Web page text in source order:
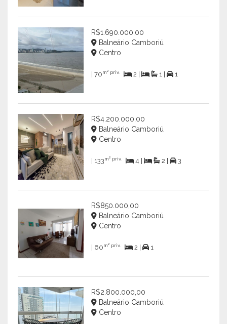
R$1.690.000,00
Balneário Camboriú
Centro
| 70m² priv. 2 | 1 | 1
R$4.200.000,00
Balneário Camboriú
Centro
| 133m² priv. 4 | 2 | 3
R$850.000,00
Balneário Camboriú
Centro
| 60m² priv. 2 | 1
R$2.800.000,00
Balneário Camboriú
Centro